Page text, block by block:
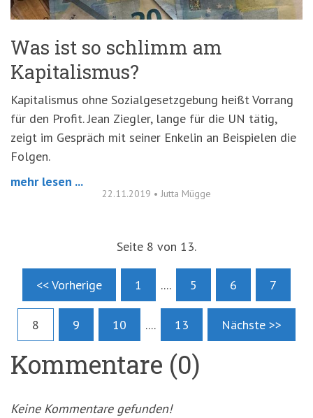
Was ist so schlimm am
Kapitalismus?
Kapitalismus ohne Sozialgesetzgebung heißt Vorrang
für den Profit. Jean Ziegler, lange für die UN tätig,
zeigt im Gespräch mit seiner Enkelin an Beispielen die
Folgen.
mehr lesen ...
22.11.2019 • Jutta Mügge
Seite 8 von 13.
<< Vorherige 1 .... 5 6 7
8 9 10 .... 13 Nächste >>
Kommentare (0)
Keine Kommentare gefunden!